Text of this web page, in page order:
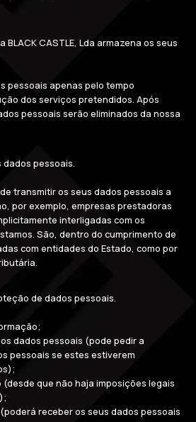
BLACK CASTLE, Lda armazena os seus
pessoais apenas pelo tempo
dos serviços pretendidos. Após
pessoais serão eliminados da nossa
dados pessoais.
transmitir os seus dados pessoais a
por exemplo, empresas prestadoras
interligadas com os
São, dentro do cumprimento de
com entidades do Estado, como por
de dados pessoais.
dados pessoais (pode pedir a
pessoais se estes estiverem
que não haja imposições legais
receber os seus dados pessoais